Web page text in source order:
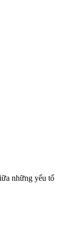
những yếu tố